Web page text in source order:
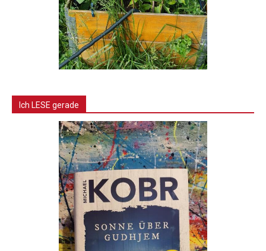
Ich LESE gerade